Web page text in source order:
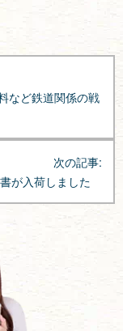
など鉄道関係の戦
次の記事:
が入荷しました